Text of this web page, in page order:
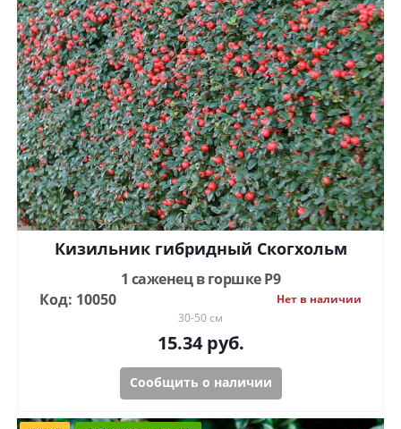
Кизильник гибридный Скогхольм
1 саженец в горшке Р9
Код: 10050
Нет в наличии
30-50 см
15.34руб.
Сообщить о наличии